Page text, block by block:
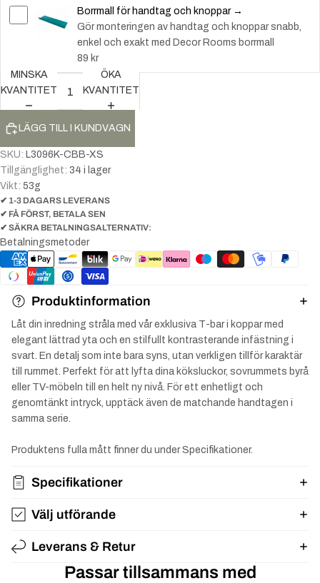
Borrmall för handtag och knoppar →
Gör monteringen av handtag och knoppar snabb,
enkel och exakt med Decor Rooms borrmall
89 kr
MINSKA
KVANTITET
ÖKA
KVANTITET
LÄGG TILL I KUNDVAGN
SKU: L3096K-CBB-XS
Tillgänglighet: 34 i lager
Vikt: 53g
✔ 1-3 DAGARS LEVERANS
✔ FÅ FÖRST, BETALA SEN
✔ SÄKRA BETALNINGSALTERNATIV:
Betalningsmetoder
Produktinformation
Låt din inredning stråla med vår exklusiva T-bar i koppar med
elegant lättrad yta och en stilfullt kontrasterande infästning i
svart. En detalj som inte bara syns, utan verkligen tillför karaktär
till rummet. Perfekt för att lyfta dina köksluckor, sovrummets byrå
eller TV-möbeln till en helt ny nivå. För ett enhetligt och
genomtänkt intryck, upptäck även de matchande handtagen i
samma serie.
Produktens fulla mått finner du under Specifikationer.
Specifikationer
Välj utförande
Leverans & Retur
Passar tillsammans med